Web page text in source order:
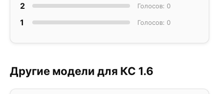
2 Голосов: 0
1 Голосов: 0
Другие модели для КС 1.6